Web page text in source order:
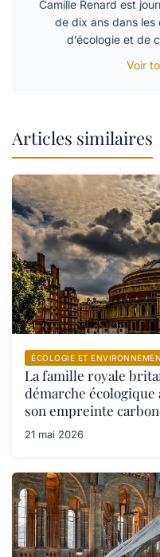
Camille Renard est
de dix ans dans les
d’écologie et de
Voir
Articles similaires
ÉCOLOGIE ET
La famille royale
démarche
son empreinte
21 mai 2026